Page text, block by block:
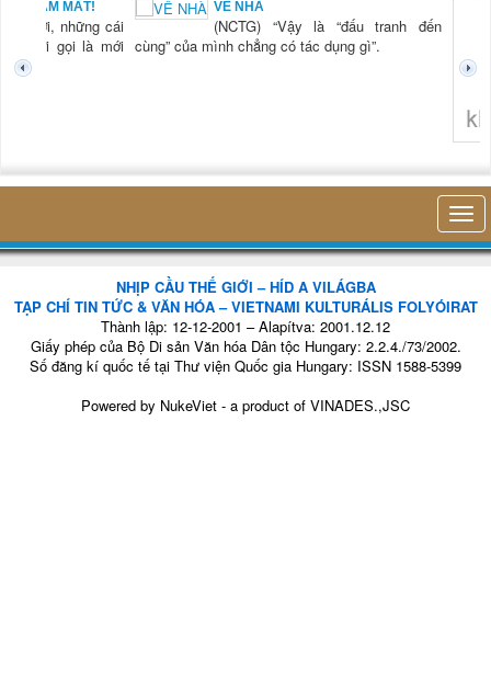
NAM MẤT!
“Xời, những cái
mới gọi là mới
VỀ NHÀ
(NCTG) “Vậy là “đấu tranh đến
cùng” của mình chẳng có tác dụng gì”.
NHỊP CẦU THẾ GIỚI – HÍD A VILÁGBA
TẠP CHÍ TIN TỨC & VĂN HÓA – VIETNAMI KULTURÁLIS FOLYÓIRAT
Thành lập: 12-12-2001 – Alapítva: 2001.12.12
Giấy phép của Bộ Di sản Văn hóa Dân tộc Hungary: 2.2.4./73/2002.
Số đăng kí quốc tế tại Thư viện Quốc gia Hungary: ISSN 1588-5399
Powered by NukeViet - a product of VINADES.,JSC